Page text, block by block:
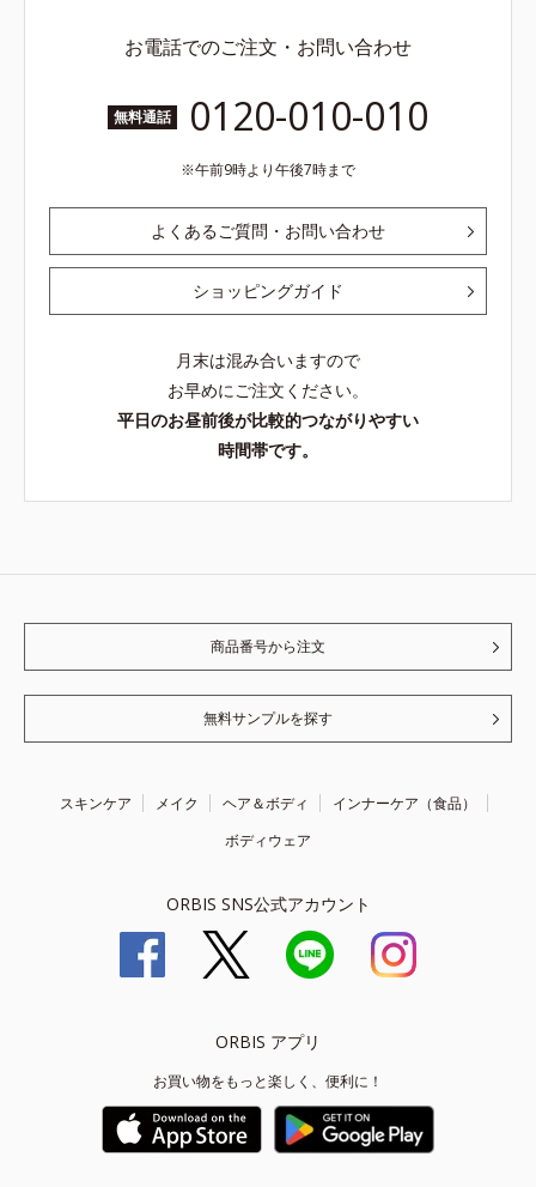
お電話でのご注文・お問い合わせ
無料通話 0120-010-010
午前9時より午後7時まで
よくあるご質問・お問い合わせ
ショッピングガイド
月末は混み合いますので
お早めにご注文ください。
平日のお昼前後が比較的つながりやすい
時間帯です。
商品番号から注文
無料サンプルを探す
スキンケア メイク ヘア＆ボディ
インナーケア（食品）
ボディウェア
ORBIS SNS公式アカウント
ORBIS アプリ
お買い物をもっと楽しく、便利に！